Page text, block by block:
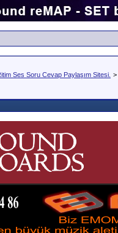
Ses Soru Cevap Paylaşım Sitesi. >